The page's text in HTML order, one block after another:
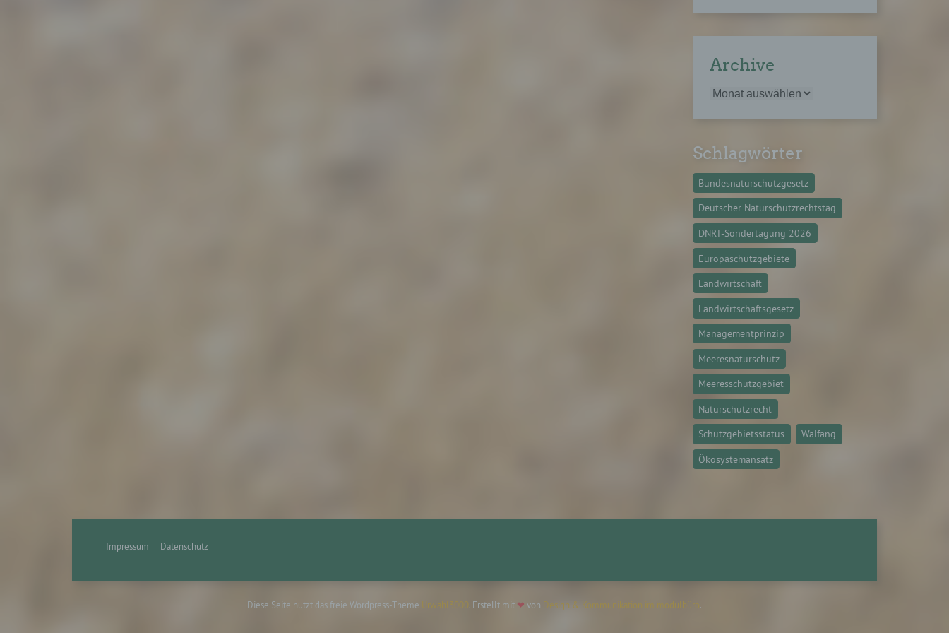
Archive
Schlagwörter
Bundesnaturschutzgesetz
Deutscher Naturschutzrechtstag
DNRT-Sondertagung 2026
Europaschutzgebiete
Landwirtschaft
Landwirtschaftsgesetz
Managementprinzip
Meeresnaturschutz
Meeresschutzgebiet
Naturschutzrecht
Schutzgebietsstatus
Walfang
Ökosystemansatz
Impressum Datenschutz
Diese Seite nutzt das freie Wordpress-Theme Urwahl3000. Erstellt mit ❤ von Design & Kommunikation im modulbüro.